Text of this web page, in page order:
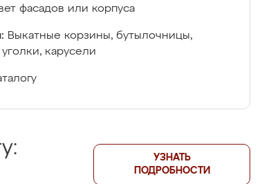
фасадов или корпуса
Выкатные корзины, бутылочницы,
карусели
УЗНАТЬ
ПОДРОБНОСТИ